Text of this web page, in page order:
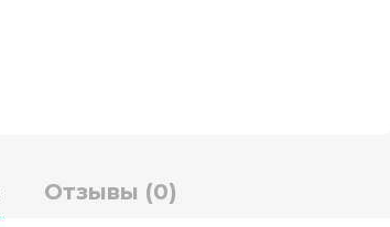
Отзывы (0)